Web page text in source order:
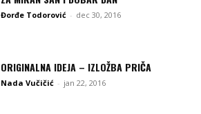
Đorđe Todorović - dec 30, 2016
ORIGINALNA IDEJA – IZLOŽBA PRIČA
Nada Vučičić - jan 22, 2016